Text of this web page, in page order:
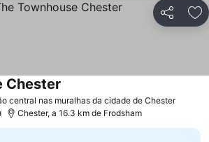
Partilhar
central nas muralhas da cidade de ChesterVer
Chester
Chester, a 16.3 km de Frodsham